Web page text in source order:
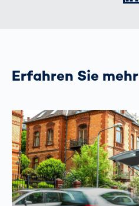
Erfahren Sie mehr